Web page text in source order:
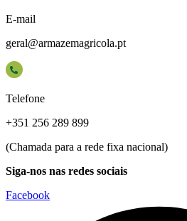
E-mail
geral@armazemagricola.pt
Telefone
+351 256 289 899
(Chamada para a rede fixa nacional)
Siga-nos nas redes sociais
Facebook